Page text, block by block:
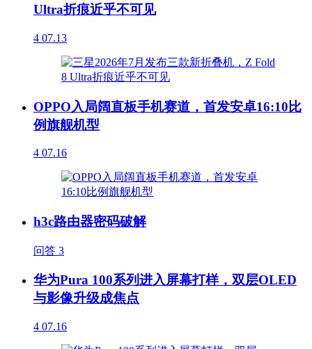
Ultra折痕近乎不可见
4 07.13
OPPO入局阔直板手机赛道，首发安卓16:10比
例旗舰机型
4 07.16
h3c路由器密码破解
问答 3
华为Pura 100系列进入屏幕打样，双层OLED
与影像升级成焦点
4 07.16